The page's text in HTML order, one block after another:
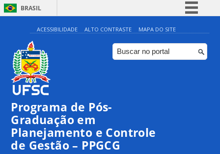
BRASIL
Simplifique!
Comunica BR
Participe
ACESSIBILIDADE ALTO CONTRASTE MAPA DO SITE
Programa de Pós-
Graduação em
Planejamento e Controle
de Gestão – PPGCG